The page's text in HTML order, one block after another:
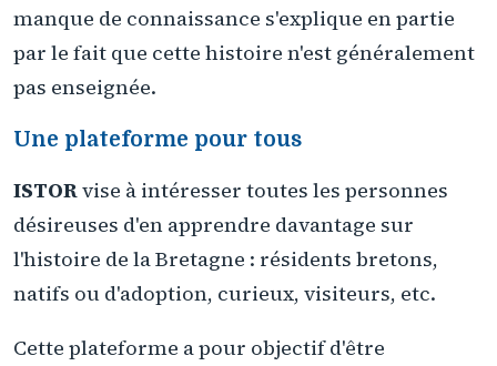
manque de connaissance s'explique en partie
par le fait que cette histoire n'est généralement
pas enseignée.
Une plateforme pour tous
ISTORvise à intéresser toutes les personnes
désireuses d'en apprendre davantage sur
l'histoire de la Bretagne : résidents bretons,
natifs ou d'adoption, curieux, visiteurs, etc.
Cette plateforme a pour objectif d'être